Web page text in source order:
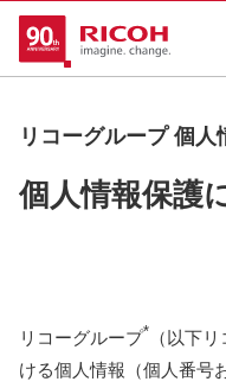
リコーグループ 個人
個人情報保護
リコーグループ*
（以下
ける個人情報（個人番号